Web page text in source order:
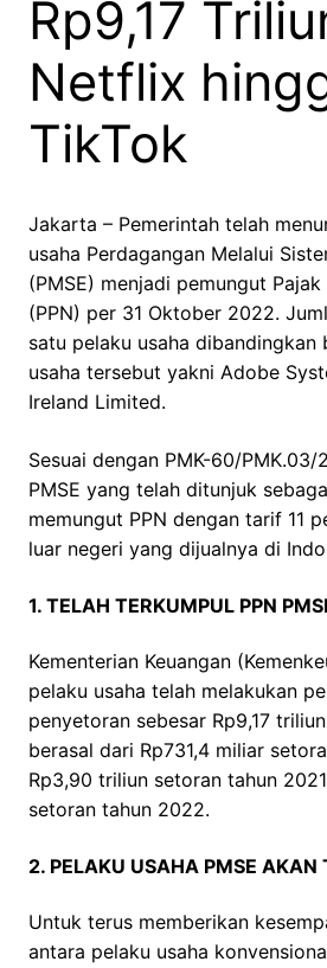
Rp9,17
Netflix
TikTok
Jakarta – Pemerintah telah
usaha Perdagangan Melalui
(PMSE) menjadi pemungut
(PPN) per 31 Oktober 2022.
satu pelaku usaha dibandingkan
usaha tersebut yakni Adobe
Ireland Limited.
Sesuai dengan PMK-60/
PMSE yang telah ditunjuk
memungut PPN dengan tarif 11
luar negeri yang dijualnya di
1. TELAH TERKUMPUL PPN
Kementerian Keuangan
pelaku usaha telah melakukan
penyetoran sebesar Rp9,17
berasal dari Rp731,4 miliar
Rp3,90 triliun setoran tahun
setoran tahun 2022.
2. PELAKU USAHA PMSE AKAN
Untuk terus memberikan
antara pelaku usaha